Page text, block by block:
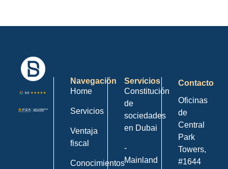
Navegación
Home
Servicios
Ventaja
fiscal
Conocimientos
Servicios
Constitución
de
sociedades
en Dubai
-
Mainland
Contacto
Oficinas
de
Central
Park
Towers,
#1644